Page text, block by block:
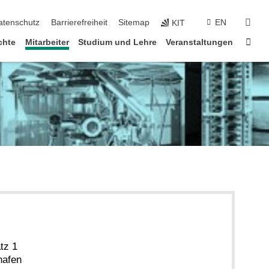
Barrierefreiheit Sitemap KIT EN
Mitarbeiter Studium und Lehre Veranstaltungen
1